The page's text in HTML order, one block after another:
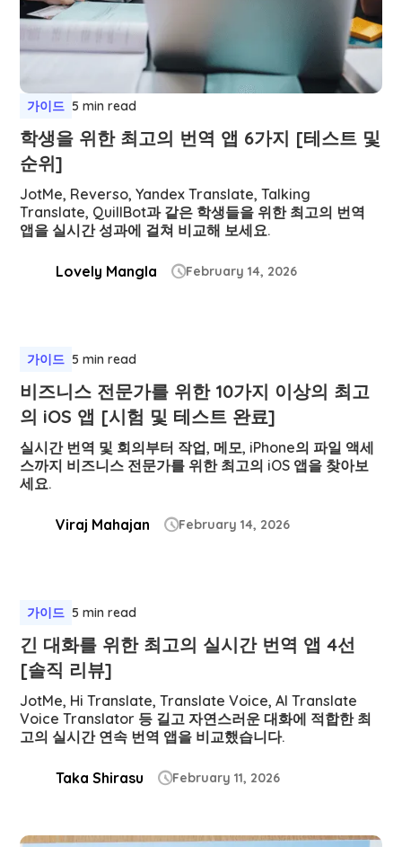
가이드 5 min read
학생을 위한 최고의 번역 앱 6가지 [테스트 및
순위]
JotMe, Reverso, Yandex Translate, Talking
Translate, QuillBot과 같은 학생들을 위한 최고의 번역
앱을 실시간 성과에 걸쳐 비교해 보세요.
Lovely Mangla February 14, 2026
가이드 5 min read
비즈니스 전문가를 위한 10가지 이상의 최고
의 iOS 앱 [시험 및 테스트 완료]
실시간 번역 및 회의부터 작업, 메모, iPhone의 파일 액세
스까지 비즈니스 전문가를 위한 최고의 iOS 앱을 찾아보
세요.
Viraj Mahajan February 14, 2026
가이드 5 min read
긴 대화를 위한 최고의 실시간 번역 앱 4선
[솔직 리뷰]
JotMe, Hi Translate, Translate Voice, AI Translate
Voice Translator 등 길고 자연스러운 대화에 적합한 최
고의 실시간 연속 번역 앱을 비교했습니다.
Taka Shirasu February 11, 2026